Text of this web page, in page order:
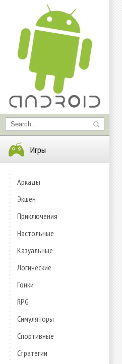
Игры
Аркады
Экшен
Приключения
Настольные
Казуальные
Логические
Гонки
RPG
Симуляторы
Спортивные
Стратегии